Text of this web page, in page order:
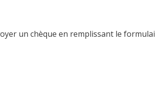
un chèque en remplissant le